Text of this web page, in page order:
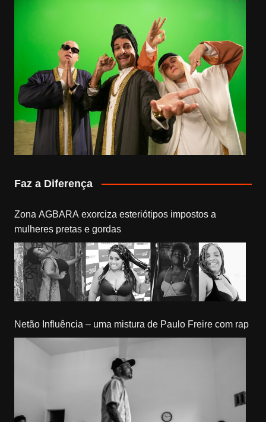
Faz a Diferença
Zona AGBARA exorciza esteriótipos impostos a
mulheres pretas e gordas
Netão Influência – uma mistura de Paulo Freire com rap